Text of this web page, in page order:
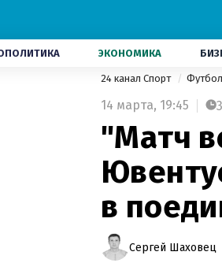
ЭКОНОМИКА
24 канал Спорт Футбол
14 марта, 19:45 3
"Матч
в
Сергей Шаховец